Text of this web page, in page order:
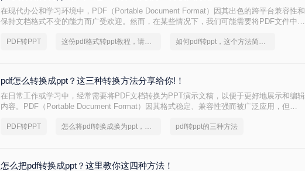
在现代办公和学习环境中，PDF（Portable Document Format）因其出色的跨平台兼容性和
保持文档格式不变的能力而广受欢迎。然而，在某些情况下，我们可能需要将PDF文件中的
文件如何转ppt格式呢？本文将详细介绍几种将PDF文件转换为PPT格式的有效方法，帮助
PDF转PPT 这份pdf格式转ppt教程，请收好！ 如何pdf转ppt，这个方法简单又方便
pdf怎么转换成ppt？这三种转换方法分享给你!！
在日常工作或学习中，经常需要将PDF文档转换为PPT演示文稿，以便于更好地展示和编辑
内容。PDF（Portable Document Format）因其格式稳定、兼容性强而被广泛应用，但
绍三种将PDF转换为PPT的高效方法，帮助您轻松完成格式转换。
PDF转PPT 怎么将pdf转换成换为ppt，分享一种简单的方法 pdf转ppt的三种方法
怎么把pdf转换成ppt？这里教你这四种方法！